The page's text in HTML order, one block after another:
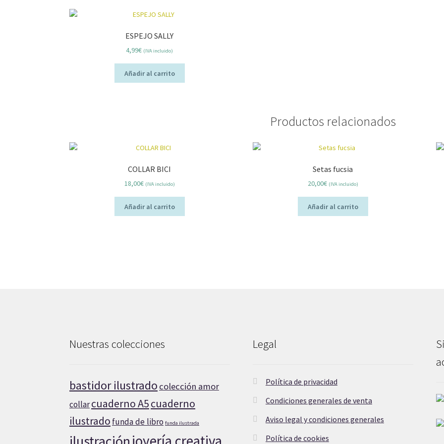
ESPEJO SALLY
4,99€ (IVA incluido)
Añadir al carrito
Productos relacionados
COLLAR BICI
18,00€ (IVA incluido)
Añadir al carrito
Setas fucsia
20,00€ (IVA incluido)
Añadir al carrito
Nuestras colecciones
bastidor ilustrado colección amor
collarcuaderno A5cuaderno
ilustrado funda de libro funda ilustrada
Legal
Política de privacidad
Condiciones generales de venta
Aviso legal y condiciones generales
Política de cookies